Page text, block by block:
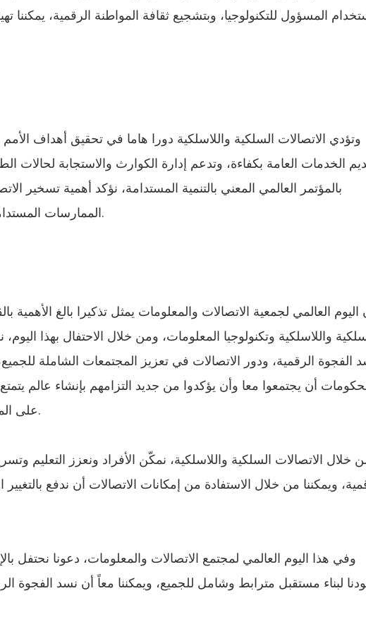
المسؤول للتكنولوجيا، وبتشجيع ثقافة المواطنة الرقمية، يمكننا
وتؤدي الاتصالات السلكية واللاسلكية دورا هاما في تحقيق أهداف الأمم
الخدمات العامة بكفاءة، وتدعم إدارة الكوارث والاستجابة لحالات
بالمؤتمر العالمي المعني بالتنمية المستدامة، نؤكد أهمية تسخير
الممارسات المستدامة وبناء مجتمعات قادرة على التكيف.
اليوم العالمي لجمعية الاتصالات والمعلومات يمثل تذكيرا بالغ الأهمية
واللاسلكية وتكنولوجيا المعلومات، ومن خلال الاحتفال بهذا
الفجوة الرقمية، ودور الاتصالات في تعزيز المجتمعات الشاملة
أن يجتمعوا معا وأن يؤكدوا من جديد التزامهم بإنشاء عالم
على المعلومات والتعليم والفرص الاقتصادية.
خلال الاتصالات السلكية واللاسلكية، نمكّن الأفراد ونعزز التعليم
ويمكننا من خلال الاستفادة من إمكانات الاتصالات أن ندفع
وفي هذا اليوم العالمي لمجتمع الاتصالات والمعلومات، دعونا نحتفل
لبناء مستقبل مترابط وشامل للجميع، ويمكننا معاً أن نسد الفجوة